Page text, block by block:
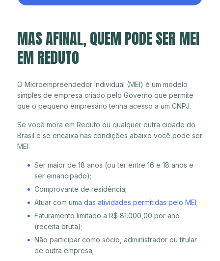
MAS AFINAL, QUEM PODE SER MEI
EM REDUTO
O Microempreendedor Individual (MEI) é um modelo
simples de empresa criado pelo Governo que permite
que o pequeno empresário tenha acesso a um CNPJ.
Se você mora em Reduto ou qualquer outra cidade do
Brasil e se encaixa nas condições abaixo você pode ser
MEI:
Ser maior de 18 anos (ou ter entre 16 e 18 anos e
ser emancipado);
Comprovante de residência;
Atuar com uma das atividades permitidas pelo MEI;
Faturamento limitado a R$ 81.000,00 por ano
(receita bruta);
Não participar como sócio, administrador ou titular
de outra empresa;